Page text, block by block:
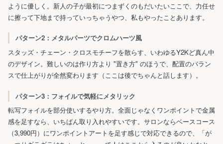
ように優しく。新人の子が最初につまずくのもだいたいここで、力任せ
に擦って下地まで持っていっちゃうやつ、私もやったことあります。
パターン2：メタルパーツでクロムハーツ風
スタッズ・チェーン・クロスモチーフを散らす、いわゆるY2Kど真ん中
のデザイン。難しいのは作り方より "置き方" のほうで、配置のバラン
スで仕上がりが全然変わります（ここは後でちゃんと話します）。
パターン3：フォイルで気軽にメタリック
転写フォイルを部分使いするやり方。全面じゃなくワンポイントで金属
感を足すなら、いちばん取り入れやすいです。サロンならベースコース
（3,990円）にワンポイントアートを足す感じで対応できるので、「が